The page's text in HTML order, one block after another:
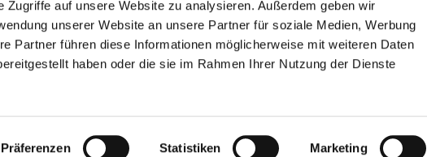
Zugriffe auf unsere Website zu analysieren. Außerdem geben wir
unserer Website an unsere Partner für soziale Medien, Werbung
Partner führen diese Informationen möglicherweise mit weiteren Daten
haben oder die sie im Rahmen Ihrer Nutzung der Dienste
Präferenzen Statistiken Marketing
Kontaktinformationen
Impressum
Hinweisgebersystem